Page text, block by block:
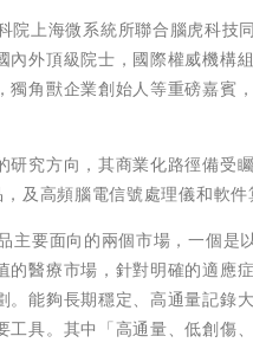
上海微系統所聯合腦虎科技
外頂級院士，國際權威機構
角獸企業創始人等重磅嘉賓
究方向，其商業化路徑備受
及高頻腦電信號處理儀和軟件
主要面向的兩個市場，一個是
醫療市場，針對明確的適應
能夠長期穩定、高通量記錄
工具。其中 「高通量、低創傷